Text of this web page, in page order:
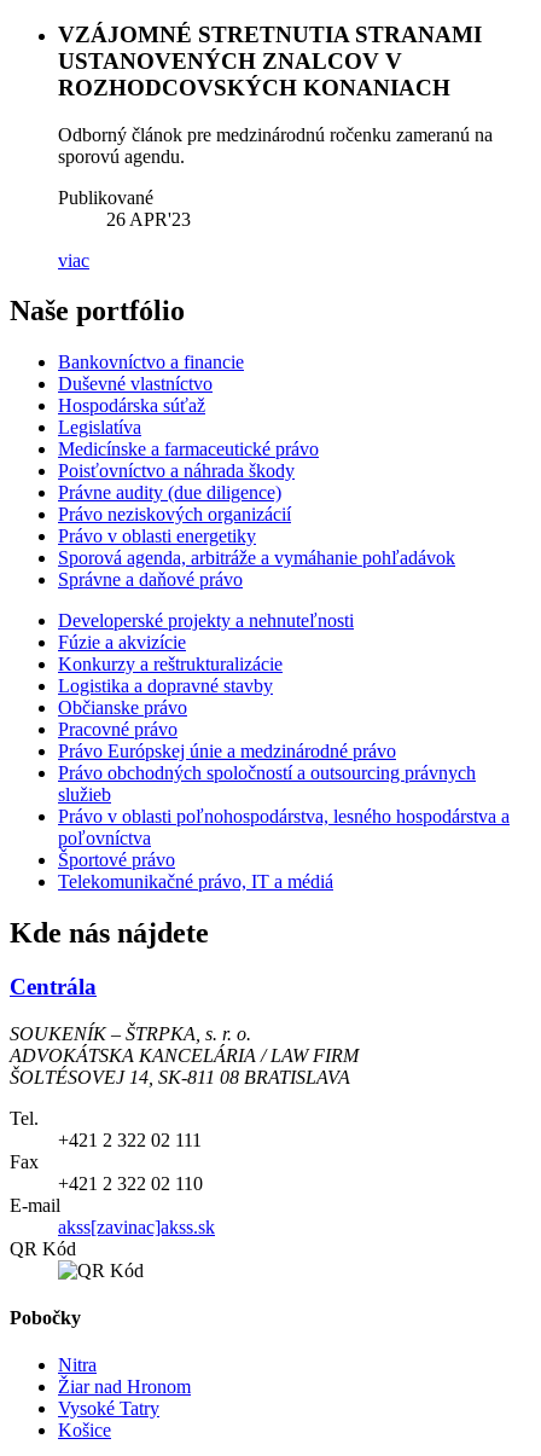
VZÁJOMNÉ STRETNUTIA STRANAMI
USTANOVENÝCH ZNALCOV V
ROZHODCOVSKÝCH KONANIACH
Odborný článok pre medzinárodnú ročenku zameranú na
sporovú agendu.
Publikované
26 APR'23
viac
Naše portfólio
Bankovníctvo a financie
Duševné vlastníctvo
Hospodárska súťaž
Legislatíva
Medicínske a farmaceutické právo
Poisťovníctvo a náhrada škody
Právne audity (due diligence)
Právo neziskových organizácií
Právo v oblasti energetiky
Sporová agenda, arbitráže a vymáhanie pohľadávok
Správne a daňové právo
Developerské projekty a nehnuteľnosti
Fúzie a akvizície
Konkurzy a reštrukturalizácie
Logistika a dopravné stavby
Občianske právo
Pracovné právo
Právo Európskej únie a medzinárodné právo
Právo obchodných spoločností a outsourcing právnych
služieb
Právo v oblasti poľnohospodárstva, lesného hospodárstva a
poľovníctva
Športové právo
Telekomunikačné právo, IT a médiá
Kde nás nájdete
Centrála
SOUKENÍK – ŠTRPKA, s. r. o.
ADVOKÁTSKA KANCELÁRIA / LAW FIRM
ŠOLTÉSOVEJ 14, SK-811 08 BRATISLAVA
Tel.
+421 2 322 02 111
Fax
+421 2 322 02 110
E-mail
akss[zavinac]akss.sk
QR Kód
Pobočky
Nitra
Žiar nad Hronom
Vysoké Tatry
Košice